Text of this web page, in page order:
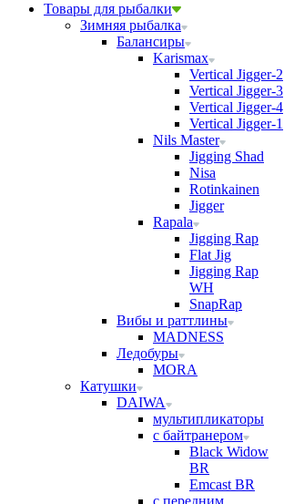
Товары для рыбалки
Зимняя рыбалка
Балансиры
Karismax
Vertical Jigger-2
Vertical Jigger-3
Vertical Jigger-4
Vertical Jigger-1
Nils Master
Jigging Shad
Nisa
Rotinkainen
Jigger
Rapala
Jigging Rap
Flat Jig
Jigging Rap
WH
SnapRap
Вибы и раттлины
MADNESS
Ледобуры
MORA
Катушки
DAIWA
мультипликаторы
с байтранером
Black Widow
BR
Emcast BR
с передним